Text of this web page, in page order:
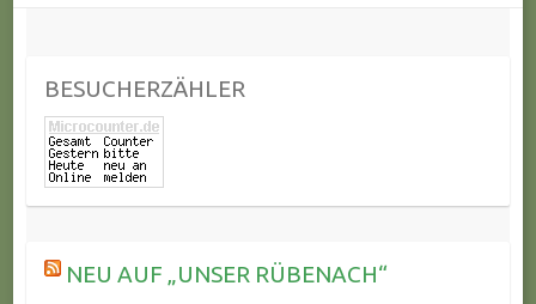
BESUCHERZÄHLER
NEU AUF „UNSER RÜBENACH“